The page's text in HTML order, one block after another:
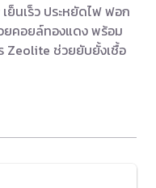
ย็นเร็ว ประหยัดไฟ ฟอก
ยคอยล์ทองแดง พร้อม
Zeolite ช่วยยับยั้งเชื้อ